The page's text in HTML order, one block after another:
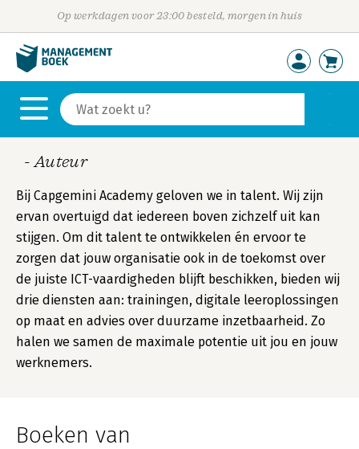
Op werkdagen voor 23:00 besteld, morgen in huis
- Auteur
Bij Capgemini Academy geloven we in talent. Wij zijn
ervan overtuigd dat iedereen boven zichzelf uit kan
stijgen. Om dit talent te ontwikkelen én ervoor te
zorgen dat jouw organisatie ook in de toekomst over
de juiste ICT-vaardigheden blijft beschikken, bieden wij
drie diensten aan: trainingen, digitale leeroplossingen
op maat en advies over duurzame inzetbaarheid. Zo
halen we samen de maximale potentie uit jou en jouw
werknemers.
Boeken van